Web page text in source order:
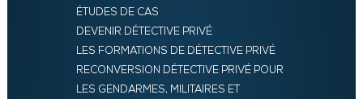
ÉTUDES DE CAS
DEVENIR DÉTECTIVE PRIVÉ
LES FORMATIONS DE DÉTECTIVE PRIVÉ
RECONVERSION DÉTECTIVE PRIVÉ POUR
LES GENDARMES, MILITAIRES ET